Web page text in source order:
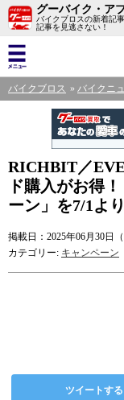
グーバイク・ア
バイクブロスの新着記
記事を見逃さない！
バイクブロス バイクニ
RICHBIT／
ド購入がお得
ーン」を7/1よ
掲載日：2025年06月30日（
カテゴリー: キャンペーン
ツイートする